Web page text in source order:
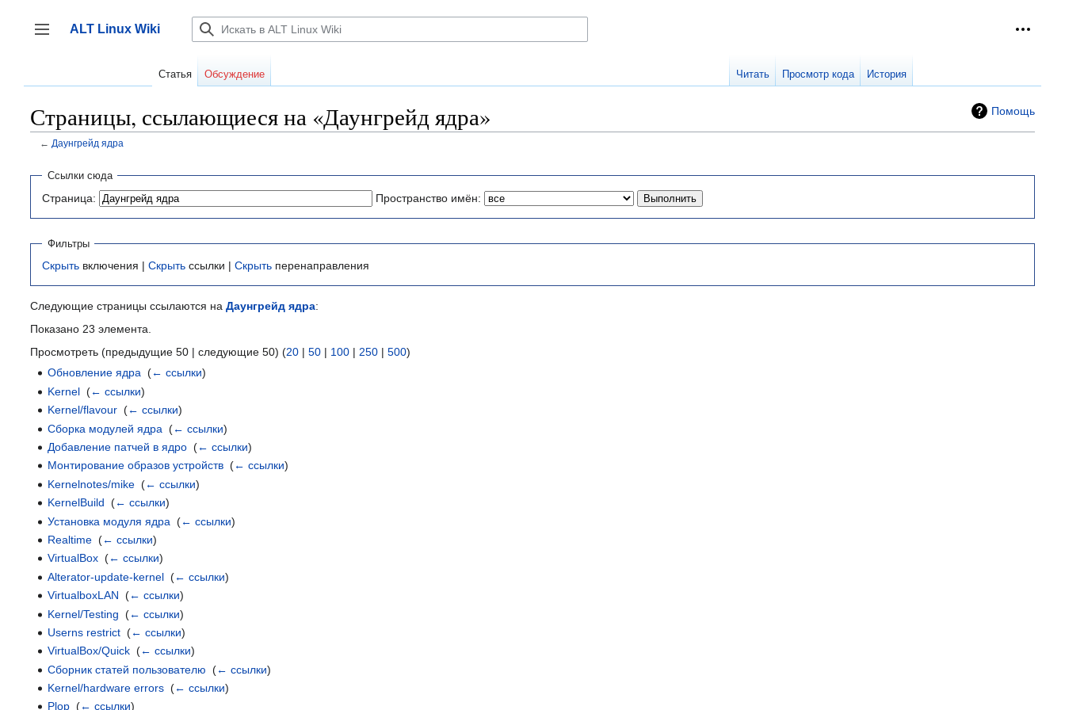
содержанию
Переключить боковую панель
ALT Linux Wiki
Статья Обсуждение Читать Просмотр кода История
Помощь
Страницы, ссылающиеся на «Даунгрейд ядра»
← Даунгрейд ядра
Ссылки сюда
Страница: Пространство имён:
Фильтры
Скрыть включения | Скрыть ссылки | Скрыть перенаправления
Следующие страницы ссылаются на Даунгрейд ядра:
Показано 23 элемента.
Просмотреть (предыдущие 50 | следующие 50) (20 | 50 | 100 | 250 | 500)
Обновление ядра ‎(← ссылки)
Kernel ‎(← ссылки)
Kernel/flavour ‎(← ссылки)
Сборка модулей ядра ‎(← ссылки)
Добавление патчей в ядро ‎(← ссылки)
Монтирование образов устройств ‎(← ссылки)
Kernelnotes/mike ‎(← ссылки)
KernelBuild ‎(← ссылки)
Установка модуля ядра ‎(← ссылки)
Realtime ‎(← ссылки)
VirtualBox ‎(← ссылки)
Alterator-update-kernel ‎(← ссылки)
VirtualboxLAN ‎(← ссылки)
Kernel/Testing ‎(← ссылки)
Userns restrict ‎(← ссылки)
VirtualBox/Quick ‎(← ссылки)
Сборник статей пользователю ‎(← ссылки)
Kernel/hardware errors ‎(← ссылки)
Plop ‎(← ссылки)